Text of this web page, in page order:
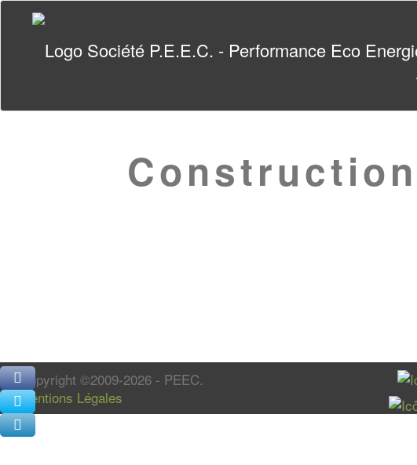
Copyright ©2009-2026 - PEEC.
Mentions Légales